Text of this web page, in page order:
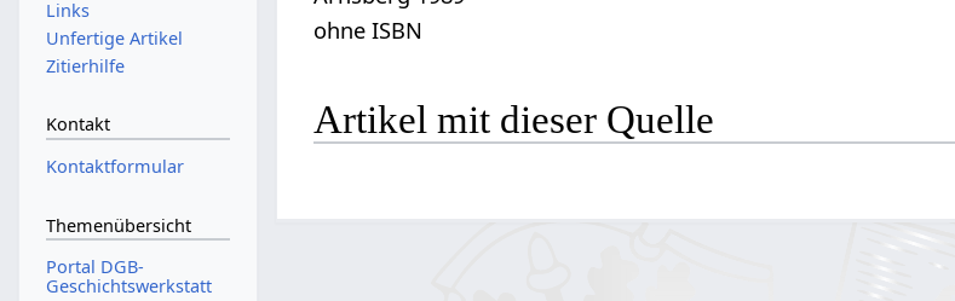
ohne ISBN
Artikel mit dieser Quelle
Links
Unfertige Artikel
Zitierhilfe
Kontakt
Kontaktformular
Themenübersicht
Portal DGB-
Geschichtswerkstatt